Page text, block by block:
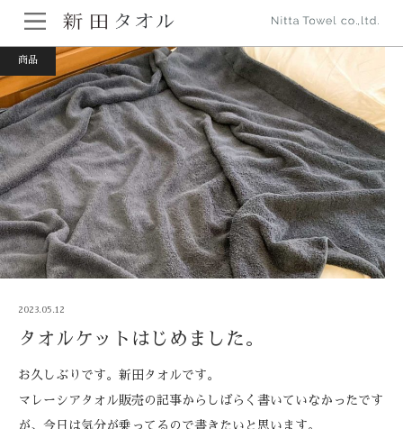
ホーム 商品 タオルケットはじめました。
商品
2023.05.12
タオルケットはじめました。
お久しぶりです。新田タオルです。
マレーシアタオル販売の記事からしばらく書いていなかったです
が、今日は気分が乗ってるので書きたいと思います。